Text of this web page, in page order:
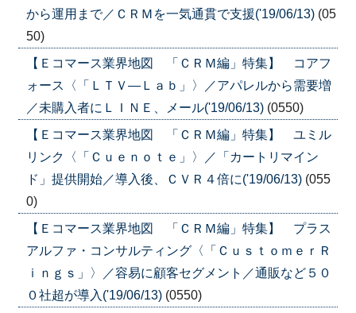
から運用まで／ＣＲＭを一気通貫で支援('19/06/13) (05
50)
【Ｅコマース業界地図 「ＣＲＭ編」特集】 コアフ
ォース〈「ＬＴＶ―Ｌａｂ」〉／アパレルから需要増
／未購入者にＬＩＮＥ、メール('19/06/13) (0550)
【Ｅコマース業界地図 「ＣＲＭ編」特集】 ユミル
リンク〈「Ｃｕｅｎｏｔｅ」〉／「カートリマイン
ド」提供開始／導入後、ＣＶＲ４倍に('19/06/13) (055
0)
【Ｅコマース業界地図 「ＣＲＭ編」特集】 プラス
アルファ・コンサルティング〈「ＣｕｓｔｏｍｅｒＲ
ｉｎｇｓ」〉／容易に顧客セグメント／通販など５０
０社超が導入('19/06/13) (0550)